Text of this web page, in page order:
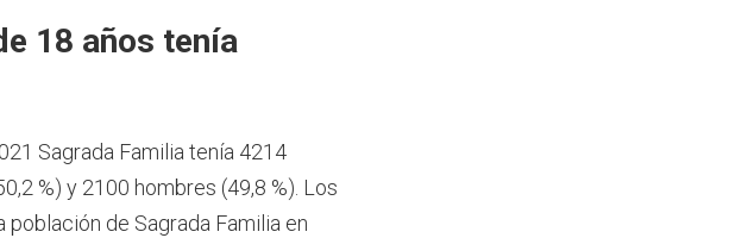
18 años tenía
Sagrada Familia tenía 4214
%) y 2100 hombres (49,8 %). Los
de Sagrada Familia en